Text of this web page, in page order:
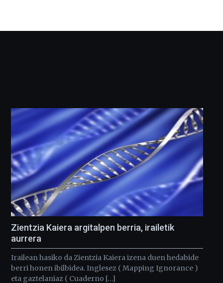
Zientzia Kaiera argitalpen berria, irailetik
aurrera
Irailean hasiko da Zientzia Kaiera izena duen hedabide
berri honen ibilbidea. Inglesez ( Mapping Ignorance )
eta gaztelaniaz ( Cuaderno […]